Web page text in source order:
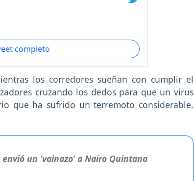
completo
los corredores sueñan con cumplir el
cruzando los dedos para que un virus
que ha sufrido un terremoto considerable.
un ‘vainazo’ a Nairo Quintana